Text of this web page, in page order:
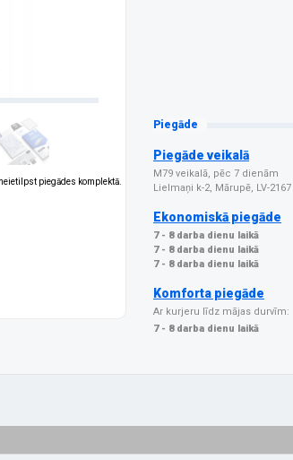
piegādes komplektā.
Piegāde
Piegāde veikalā
M79 veikalā, pēc 7 dienām
Lielmaņi k-2, Mārupē, LV-2167
Ekonomiskā piegāde
7 - 8 darba dienu laikā
7 - 8 darba dienu laikā
7 - 8 darba dienu laikā
Komforta piegāde
Ar kurjeru līdz mājas durvīm:
7 - 8 darba dienu laikā